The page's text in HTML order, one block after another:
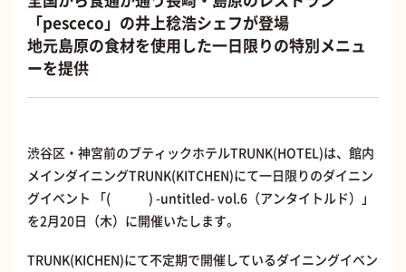
「pesceco」の井上稔浩シェフが登場
地元島原の食材を使用した一日限りの特別メニュ
ーを提供
渋谷区・神宮前のブティックホテルTRUNK(HOTEL)は、館内
メインダイニングTRUNK(KITCHEN)にて一日限りのダイニン
グイベント 「( ) -untitled- vol.6（アンタイトルド）」
を2月20日（木）に開催いたします。
TRUNK(KICHEN)にて不定期で開催しているダイニングイベン